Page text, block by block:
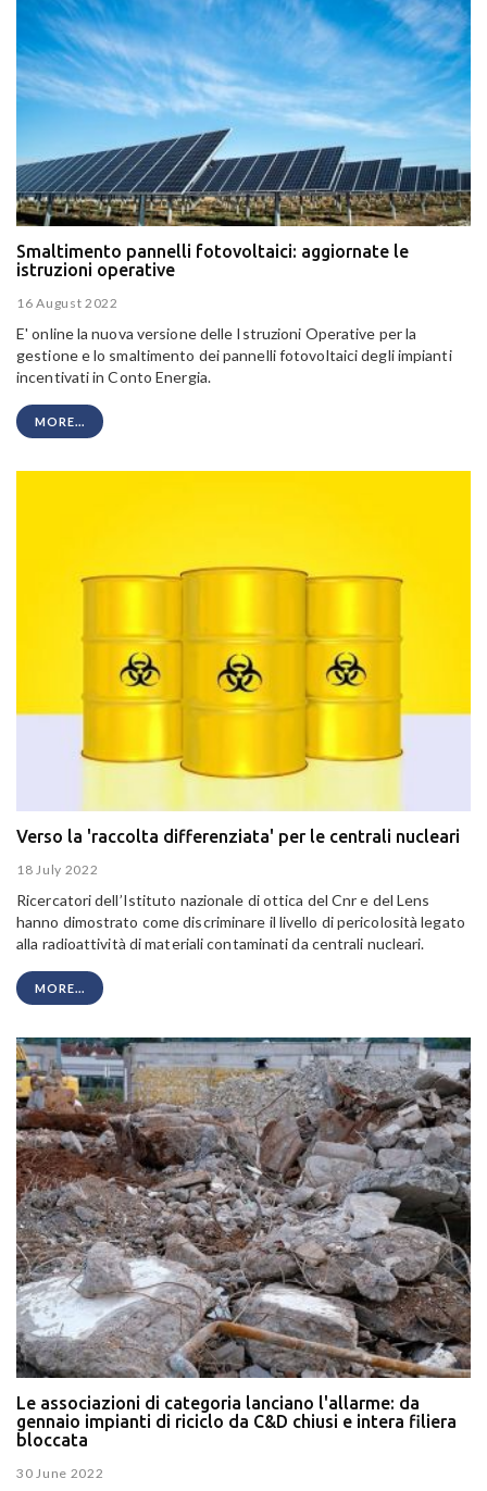
Smaltimento pannelli fotovoltaici: aggiornate le
istruzioni operative
16 August 2022
E' online la nuova versione delle Istruzioni Operative per la
gestione e lo smaltimento dei pannelli fotovoltaicidegli impianti
incentivati in Conto Energia.
MORE...
Verso la 'raccolta differenziata' per le centrali nucleari
18 July 2022
Ricercatori dell’Istituto nazionale di ottica del Cnr e del Lens
hanno dimostrato come discriminare il livello di pericolosità legato
alla radioattività di materiali contaminati da centrali nucleari.
MORE...
Le associazioni di categoria lanciano l'allarme: da
gennaio impianti di riciclo da C&D chiusi e intera filiera
bloccata
30 June 2022